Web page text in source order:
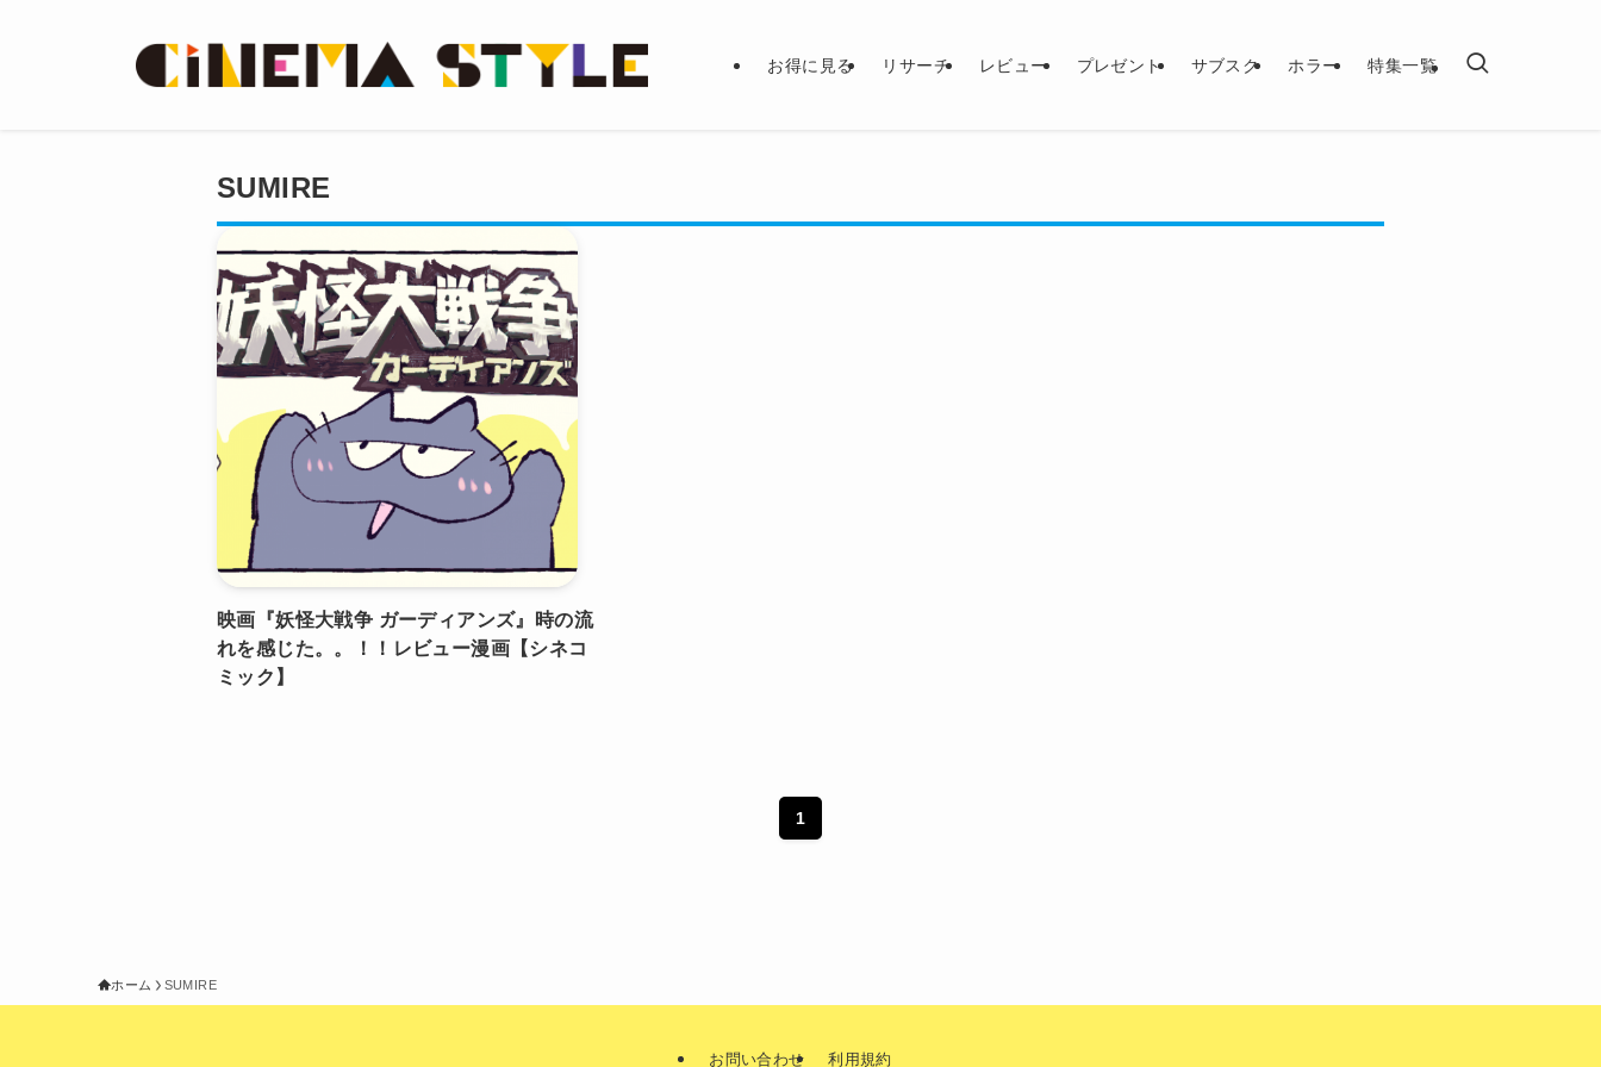
お得に見る リサーチ レビュー プレゼント サブスク ホラー 特集一覧
SUMIRE
映画『妖怪大戦争 ガーディアンズ』時の流
れを感じた。。！！レビュー漫画【シネコ
ミック】
1
ホーム SUMIRE
お問い合わせ 利用規約